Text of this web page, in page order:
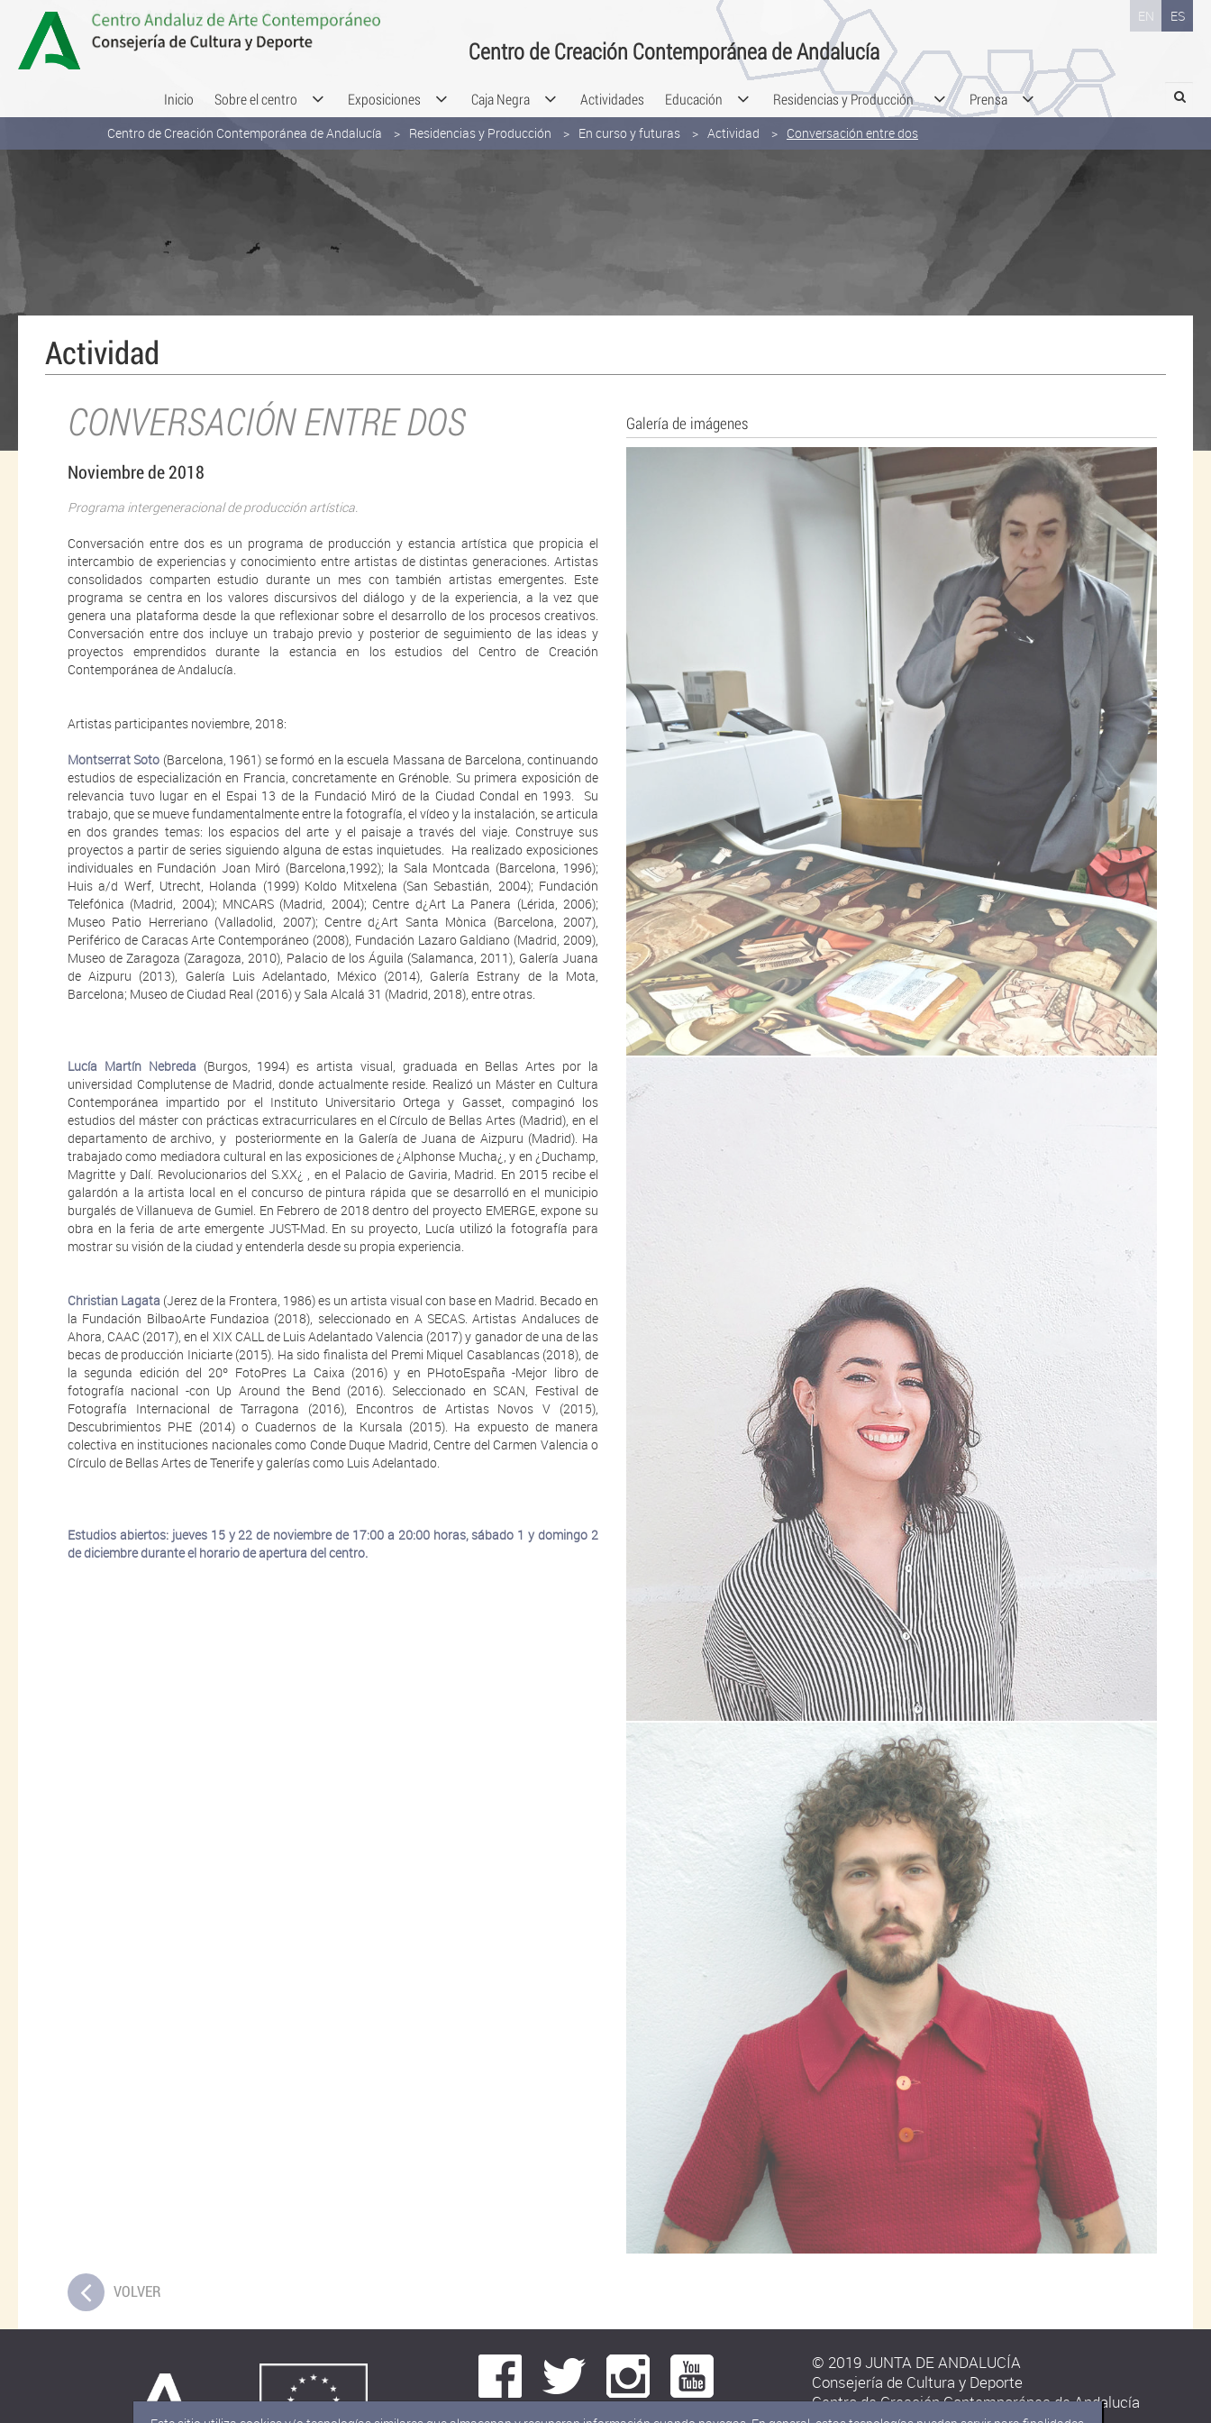
Saltar al contenido ES
EN
Centro de Creación Contemporánea de Andalucía
Inicio Sobre el centro Exposiciones Caja Negra Actividades Educación Residencias y Producción Prensa Search
Centro de Creación Contemporánea de Andalucía Residencias y Producción En curso y futuras Actividad Conversación entre dos
Actividad
CONVERSACIÓN ENTRE DOS
Noviembre de 2018
Programa intergeneracional de producción artística.
Conversación entre dos es un programa de producción y estancia artística que propicia el
intercambio de experiencias y conocimiento entre artistas de distintas generaciones. Artistas
consolidados comparten estudio durante un mes con también artistas emergentes. Este
programa se centra en los valores discursivos del diálogo y de la experiencia, a la vez que
genera una plataforma desde la que reflexionar sobre el desarrollo de los procesos creativos.
Conversación entre dos incluye un trabajo previo y posterior de seguimiento de las ideas y
proyectos emprendidos durante la estancia en los estudios del Centro de Creación
Contemporánea de Andalucía.
Artistas participantes noviembre, 2018:
Montserrat Soto (Barcelona, 1961) se formó en la escuela Massana de Barcelona, continuando
estudios de especialización en Francia, concretamente en Grénoble. Su primera exposición de
relevancia tuvo lugar en el Espai 13 de la Fundació Miró de la Ciudad Condal en 1993. Su
trabajo, que se mueve fundamentalmente entre la fotografía, el vídeo y la instalación, se articula
en dos grandes temas: los espacios del arte y el paisaje a través del viaje. Construye sus
proyectos a partir de series siguiendo alguna de estas inquietudes. Ha realizado exposiciones
individuales en Fundación Joan Miró (Barcelona,1992); la Sala Montcada (Barcelona, 1996);
Huis a/d Werf, Utrecht, Holanda (1999) Koldo Mitxelena (San Sebastián, 2004); Fundación
Telefónica (Madrid, 2004); MNCARS (Madrid, 2004); Centre d¿Art La Panera (Lérida, 2006);
Museo Patio Herreriano (Valladolid, 2007); Centre d¿Art Santa Mònica (Barcelona, 2007),
Periférico de Caracas Arte Contemporáneo (2008), Fundación Lazaro Galdiano (Madrid, 2009),
Museo de Zaragoza (Zaragoza, 2010), Palacio de los Águila (Salamanca, 2011), Galería Juana
de Aizpuru (2013), Galería Luis Adelantado, México (2014), Galería Estrany de la Mota,
Barcelona; Museo de Ciudad Real (2016) y Sala Alcalá 31 (Madrid, 2018), entre otras.
Lucía Martín Nebreda(Burgos, 1994) es artista visual, graduada en Bellas Artes por la
universidad Complutense de Madrid, donde actualmente reside. Realizó un Máster en Cultura
Contemporánea impartido por el Instituto Universitario Ortega y Gasset, compaginó los
estudios del máster con prácticas extracurriculares en el Círculo de Bellas Artes (Madrid), en el
departamento de archivo, y posteriormente en la Galería de Juana de Aizpuru (Madrid). Ha
trabajado como mediadora cultural en las exposiciones de ¿Alphonse Mucha¿, y en ¿Duchamp,
Magritte y Dalí. Revolucionarios del S.XX¿ , en el Palacio de Gaviria, Madrid. En 2015 recibe el
galardón a la artista local en el concurso de pintura rápida que se desarrolló en el municipio
burgalés de Villanueva de Gumiel. En Febrero de 2018 dentro del proyecto EMERGE, expone su
obra en la feria de arte emergente JUST-Mad. En su proyecto, Lucía utilizó la fotografía para
mostrar su visión de la ciudad y entenderla desde su propia experiencia.
Christian Lagata (Jerez de la Frontera, 1986) es un artista visual con base en Madrid. Becado en
la Fundación BilbaoArte Fundazioa (2018), seleccionado en A SECAS. Artistas Andaluces de
Ahora, CAAC (2017), en el XIX CALL de Luis Adelantado Valencia (2017) y ganador de una de las
becas de producción Iniciarte (2015). Ha sido finalista del Premi Miquel Casablancas (2018), de
la segunda edición del 20º FotoPres La Caixa (2016) y en PHotoEspaña -Mejor libro de
fotografía nacional -con Up Around the Bend (2016). Seleccionado en SCAN, Festival de
Fotografía Internacional de Tarragona (2016), Encontros de Artistas Novos V (2015),
Descubrimientos PHE (2014) o Cuadernos de la Kursala (2015). Ha expuesto de manera
colectiva en instituciones nacionales como Conde Duque Madrid, Centre del Carmen Valencia o
Círculo de Bellas Artes de Tenerife y galerías como Luis Adelantado.
Estudios abiertos: jueves 15 y 22 de noviembre de 17:00 a 20:00 horas, sábado 1 y domingo 2
de diciembre durante el horario de apertura del centro.
Galería de imágenes
VOLVER
© 2019 JUNTA DE ANDALUCÍA
Consejería de Cultura y Deporte
Centro de Creación Contemporánea de Andalucía